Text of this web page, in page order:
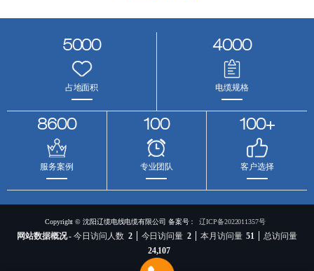
5000
占地面积
4000
电缆规格
8600
服务案例
100
专业团队
100+
客户选择
Copyright © 沈阳辽缆电线电缆有限公司 备案号： 辽ICP备2022011357号
网站数据概况 -今日访问人数 2 今日访问量 2 本月访问量 51
总访问量
24,107